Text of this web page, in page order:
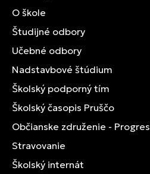
O škole
Študijné odbory
Učebné odbory
Nadstavbové štúdium
Školský podporný tím
Školský časopis Pruščo
Občianske združenie -
Stravovanie
Školský internát